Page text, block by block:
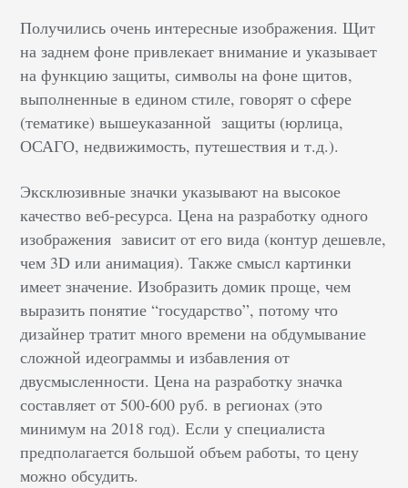
Получились очень интересные изображения. Щит
на заднем фоне привлекает внимание и указывает
на функцию защиты, символы на фоне щитов,
выполненные в едином стиле, говорят о сфере
(тематике) вышеуказанной защиты (юрлица,
ОСАГО, недвижимость, путешествия и т.д.).
Эксклюзивные значки указывают на высокое
качество веб-ресурса. Цена на разработку одного
изображения зависит от его вида (контур дешевле,
чем 3D или анимация). Также смысл картинки
имеет значение. Изобразить домик проще, чем
выразить понятие “государство”, потому что
дизайнер тратит много времени на обдумывание
сложной идеограммы и избавления от
двусмысленности. Цена на разработку значка
составляет от 500-600 руб. в регионах (это
минимум на 2018 год). Если у специалиста
предполагается большой объем работы, то цену
можно обсудить.